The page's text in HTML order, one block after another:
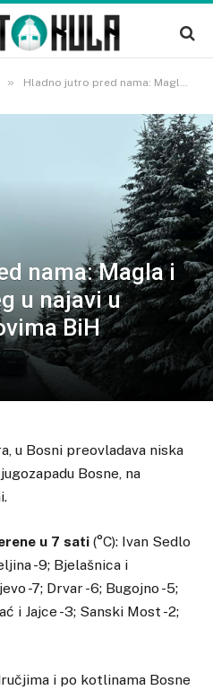
» Hladno jutro pred nama: Magla i mraz, novi snijeg u najavi u pojedinim dijelovima BiH
nama: Magla i
u najavi u
BiH
u Bosni preovladava niska
Bosne, na
u 7 sati (°C): Ivan Sedlo
-9; Bjelašnica i
-7; Drvar -6; Bugojno -5;
i Jajce -3; Sanski Most -2;
i po kotlinama Bosne